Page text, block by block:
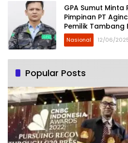
GPA Sumut Minta
Pimpinan PT
Pemilik Tambang
Penyebab Banjir
Kabupaten
Nasional 12/06/
Popular Posts